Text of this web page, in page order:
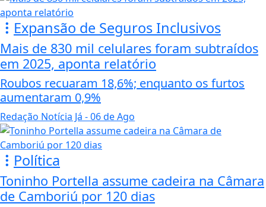
Expansão de Seguros Inclusivos
Mais de 830 mil celulares foram subtraídos
em 2025, aponta relatório
Roubos recuaram 18,6%; enquanto os furtos
aumentaram 0,9%
Redação Notícia Já - 06 de Ago
Política
Toninho Portella assume cadeira na Câmara
de Camboriú por 120 dias